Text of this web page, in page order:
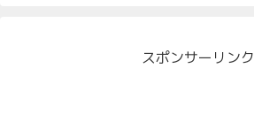
スポンサーリンク